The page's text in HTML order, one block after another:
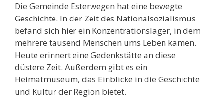
Die Gemeinde Esterwegen hat eine bewegte
Geschichte. In der Zeit des Nationalsozialismus
befand sich hier ein Konzentrationslager, in dem
mehrere tausend Menschen ums Leben kamen.
Heute erinnert eine Gedenkstätte an diese
düstere Zeit. Außerdem gibt es ein
Heimatmuseum, das Einblicke in die Geschichte
und Kultur der Region bietet.